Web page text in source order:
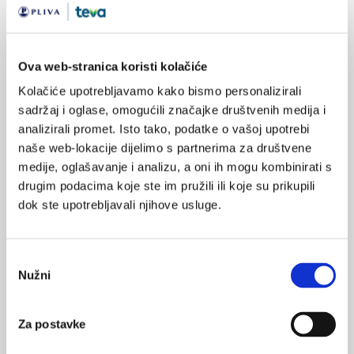
Ova web-stranica koristi kolačiće
Kolačiće upotrebljavamo kako bismo personalizirali
sadržaj i oglase, omogućili značajke društvenih medija i
analizirali promet. Isto tako, podatke o vašoj upotrebi
naše web-lokacije dijelimo s partnerima za društvene
medije, oglašavanje i analizu, a oni ih mogu kombinirati s
drugim podacima koje ste im pružili ili koje su prikupili
dok ste upotrebljavali njihove usluge.
pristanka
Nužni
Za postavke
https://doi.org/10.24869/spsih.2021.24
fizička aktivnost
mentalno zdavlje
psihički poremećaj
MI SE
1
POVRATAK
NA VRH
>
<